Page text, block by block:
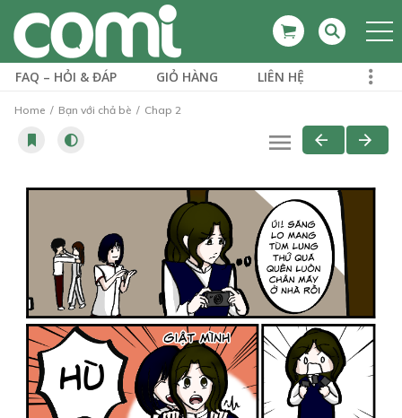
FAQ – HỎI & ĐÁP GIỎ HÀNG LIÊN HỆ
Home Bạn với chả bè Chap 2